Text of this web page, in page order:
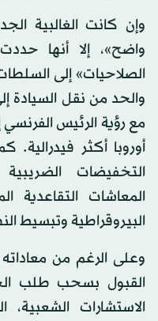
وإن كانت الغالبية
واضح»، إلا أنها
الصلاحيات» إلى
والحد من نقل السيادة
مع رؤية الرئيس
أوروبا أكثر
التخفيضات
المعاشات التقاعدية
البيروقراطية وتبسيط
وعلى الرغم من
القبول بسحب طلب
الاستشارات